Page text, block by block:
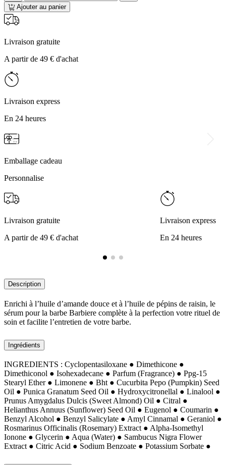
Ajouter au panier
Livraison gratuite
A partir de 49 € d'achat
Livraison express
En 24 heures
Emballage cadeau
Personnalise
Livraison gratuite
A partir de 49 € d'achat
Livraison express
En 24 heures
Description
Enrichi à l’huile d’amande douce et à l’huile de pépins de raisin, le
sérum pour la barbe Barbiere complète à la perfection votre rituel de
soin et facilite l’entretien de votre barbe.
Ingrédients
INGREDIENTS : Cyclopentasiloxane ● Dimethicone ●
Dimethiconol ● Isohexadecane ● Parfum (Fragrance) ● Ppg-15
Stearyl Ether ● Limonene ● Bht ● Cucurbita Pepo (Pumpkin) Seed
Oil ● Punica Granatum Seed Oil ● Hydroxycitronellal ● Linalool ●
Prunus Amygdalus Dulcis (Sweet Almond) Oil ● Citral ●
Helianthus Annuus (Sunflower) Seed Oil ● Eugenol ● Coumarin ●
Benzyl Alcohol ● Benzyl Salicylate ● Amyl Cinnamal ● Geraniol ●
Rosmarinus Officinalis (Rosemary) Extract ● Alpha-Isomethyl
Ionone ● Glycerin ● Aqua (Water) ● Sambucus Nigra Flower
Extract ● Citric Acid ● Sodium Benzoate ● Potassium Sorbate ●